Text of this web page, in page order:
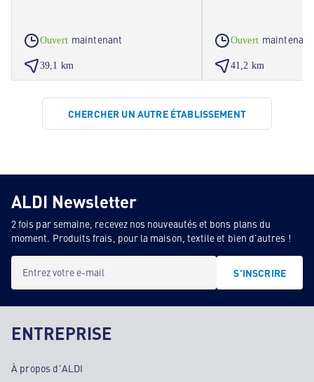
Ouvert maintenant
39,1 km
Ouvert maintenant
41,2 km
CHERCHER UN AUTRE ÉTABLISSEMENT
ALDI Newsletter
2 fois par semaine, recevez nos nouveautés et bons plans du
moment. Produits frais, pour la maison, textile et bien d'autres !
Entrez votre e-mail S'INSCRIRE
ENTREPRISE
À propos d'ALDI